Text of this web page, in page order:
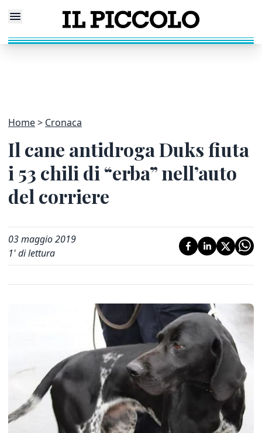
Home Cronaca
Il cane antidroga Duks fiuta
i 53 chili di “erba” nell’auto
del corriere
03 maggio 2019
1' di lettura